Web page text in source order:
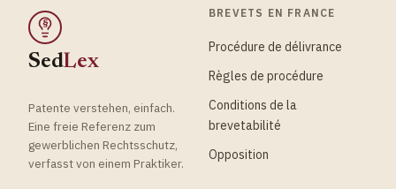
§
SedLex
Patente verstehen, einfach.
Eine freie Referenz zum
gewerblichen Rechtsschutz,
verfasst von einem Praktiker.
BREVETS EN FRANCE
Procédure de délivrance
Règles de procédure
Conditions de la
brevetabilité
Opposition